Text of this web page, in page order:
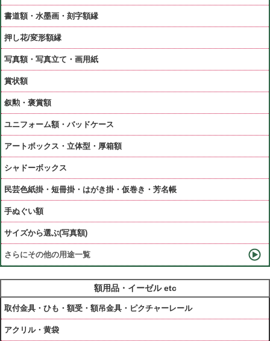
書道額・水墨画・刻字額縁
押し花/変形額縁
写真額・写真立て・画用紙
賞状額
叙勲・褒賞額
ユニフォーム額・バッドケース
アートボックス・立体型・厚箱額
シャドーボックス
民芸色紙掛・短冊掛・はがき掛・仮巻き・芳名帳
手ぬぐい額
サイズから選ぶ(写真額)
さらにその他の用途一覧
額用品・イーゼル etc
取付金具・ひも・額受・額吊金具・ピクチャーレール
アクリル・黄袋